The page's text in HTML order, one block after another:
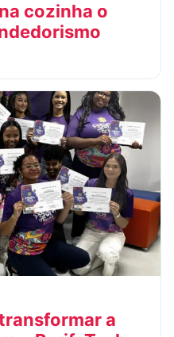
cozinha o
a